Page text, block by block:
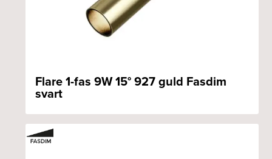
Flare 1-fas 9W 15° 927 guld Fasdim
svart